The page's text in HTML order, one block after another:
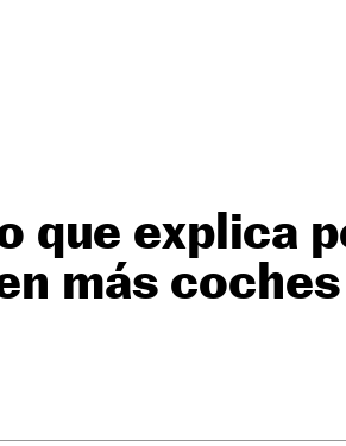
que explica
más